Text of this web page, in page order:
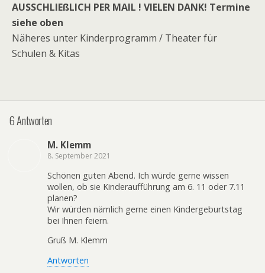
AUSSCHLIEßLICH PER MAIL ! VIELEN DANK! Termine
siehe oben
Näheres unter Kinderprogramm / Theater für
Schulen & Kitas
6 Antworten
M. Klemm
8. September 2021
Schönen guten Abend. Ich würde gerne wissen
wollen, ob sie Kinderaufführung am 6. 11 oder 7.11
planen?
Wir würden nämlich gerne einen Kindergeburtstag
bei Ihnen feiern.
Gruß M. Klemm
Antworten